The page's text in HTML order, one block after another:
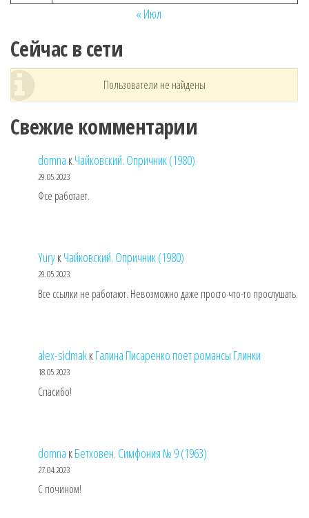
« Июл
Сейчас в сети
Пользователи не найдены
Свежие комментарии
domna кЧайковский. Опричник (1980)
29.05.2023
Фсе работает.
YuryкЧайковский. Опричник (1980)
29.05.2023
Все ссылки не работают. Невозможно даже просто что-то прослушать.
alex-sidmakкГалина Писаренко поет романсы Глинки
18.05.2023
Спасибо!
domna кБетховен. Симфония № 9 (1963)
27.04.2023
С почином!